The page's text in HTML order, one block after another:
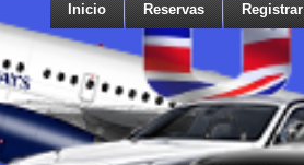
Inicio Reservas Registrar